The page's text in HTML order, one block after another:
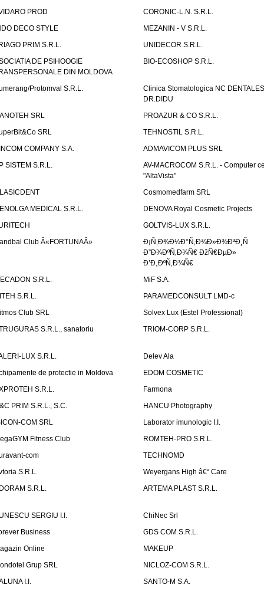
PROD
CORONIC-L.N. S.R.L.
DECO STYLE
MEZANIN - V S.R.L.
PRIM S.R.L.
UNIDECOR S.R.L.
DE PSIHOOGIE
DIN MOLDOVA
BIO-ECOSHOP S.R.L.
Protomval S.R.L.
Clinica Stomatologica NC DENTALES
DR.DIDU
SRL
PROAZUR & CO S.R.L.
SRL
TEHNOSTIL S.R.L.
COMPANY S.A.
ADMAVICOM PLUS SRL
SISTEM S.R.L.
AV-MACROCOM S.R.L. - Computer
"AltaVista"
Cosmomedfarm SRL
MEDICAL S.R.L.
DENOVA Royal Cosmetic Projects
GOLTVIS-LUX S.R.L.
Club Â«FORTUNAÂ»
Ð¡Ñ‚Ð¾Ð¼Ð°Ñ‚Ð¾Ð»Ð¾Ð³Ð¸Ñ
Ð”Ð¾ÐºÑ‚Ð¾Ñ€ ÐžÑ€ÐµÐ»
Ð’Ð¸ÐºÑ‚Ð¾Ñ€
S.R.L.
MiF S.A.
S.R.L.
PARAMEDCONSULT LMD-c
Club SRL
Solvex Lux (Estel Professional)
S.R.L., sanatoriu
TRIOM-CORP S.R.L.
LUX S.R.L.
Delev Ala
de protectie in Moldova
EDOM COSMETIC
S.R.L.
Farmona
PRIM S.R.L., S.C.
HANCU Photography
COM SRL
Laborator imunologic I.I.
Fitness Club
ROMTEH-PRO S.R.L.
com
TECHNOMD
S.R.L.
Weyergans High â€“ Care
S.R.L.
ARTEMA PLAST S.R.L.
SERGIU I.I.
ChiNec Srl
Business
GDS COM S.R.L.
Online
MAKEUP
Grup SRL
NICLOZ-COM S.R.L.
I.I.
SANTO-M S.A.